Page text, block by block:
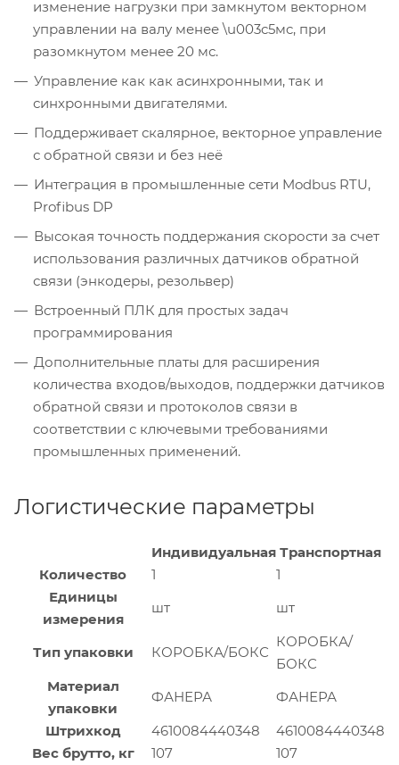
изменение нагрузки при замкнутом векторном
управлении на валу менее \u003c5мc, при
разомкнутом менее 20 мс.
Управление как как асинхронными, так и
синхронными двигателями.
Поддерживает скалярное, векторное управление
с обратной связи и без неё
Интеграция в промышленные сети Modbus RTU,
Profibus DP
Высокая точность поддержания скорости за счет
использования различных датчиков обратной
связи (энкодеры, резольвер)
Встроенный ПЛК для простых задач
программирования
Дополнительные платы для расширения
количества входов/выходов, поддержки датчиков
обратной связи и протоколов связи в
соответствии с ключевыми требованиями
промышленных применений.
Логистические параметры
Индивидуальная Транспортная
Количество
1
1
Единицы
измерения
шт шт
Тип упаковки КОРОБКА/БОКС
КОРОБКА/
БОКС
Материал
упаковки
ФАНЕРА
ФАНЕРА
Штрихкод
4610084440348
4610084440348
Вес брутто, кг
107
107